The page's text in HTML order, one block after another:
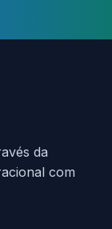
da
com